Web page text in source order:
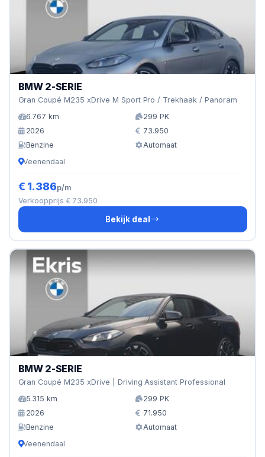
BMW 2-SERIE
Gran Coupé M235 xDrive M Sport Pro / Trekhaak / Panoram
6.767 km
299 PK
2026
73.950
Benzine
Automaat
Veenendaal
€ 1.386p/m
Verkoopprijs € 73.950
Bekijk deal
BMW 2-SERIE
Gran Coupé M235 xDrive | Driving Assistant Professional
5.315 km
299 PK
2026
71.950
Benzine
Automaat
Veenendaal